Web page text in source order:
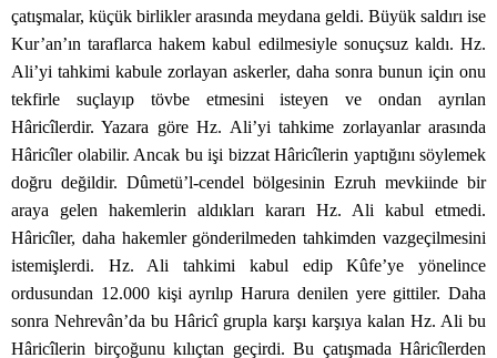
çatışmalar, küçük birlikler arasında meydana geldi. Büyük saldırı ise
Kur’an’ın taraflarca hakem kabul edilmesiyle sonuçsuz kaldı. Hz.
Ali’yi tahkimi kabule zorlayan askerler, daha sonra bunun için onu
tekfirle suçlayıp tövbe etmesini isteyen ve ondan ayrılan
Hâricîlerdir. Yazara göre Hz. Ali’yi tahkime zorlayanlar arasında
Hâricîler olabilir. Ancak bu işi bizzat Hâricîlerin yaptığını söylemek
doğru değildir. Dûmetü’l-cendel bölgesinin Ezruh mevkiinde bir
araya gelen hakemlerin aldıkları kararı Hz. Ali kabul etmedi.
Hâricîler, daha hakemler gönderilmeden tahkimden vazgeçilmesini
istemişlerdi. Hz. Ali tahkimi kabul edip Kûfe’ye yönelince
ordusundan 12.000 kişi ayrılıp Harura denilen yere gittiler. Daha
sonra Nehrevân’da bu Hâricî grupla karşı karşıya kalan Hz. Ali bu
Hâricîlerin birçoğunu kılıçtan geçirdi. Bu çatışmada Hâricîlerden